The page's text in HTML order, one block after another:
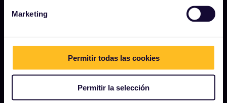
Marketing
Permitir todas las cookies
Permitir la selección
Revista
Turismo sostenible
Ayuda